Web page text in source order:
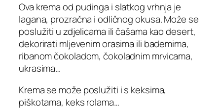
Ova krema od pudinga i slatkog vrhnja je
lagana, prozračna i odličnog okusa. Može se
poslužiti u zdjelicama ili čašama kao desert,
dekorirati mljevenim orasima ili bademima,
ribanom čokoladom, čokoladnim mrvicama,
ukrasima…
Krema se može poslužiti i s keksima,
piškotama, keks rolama…